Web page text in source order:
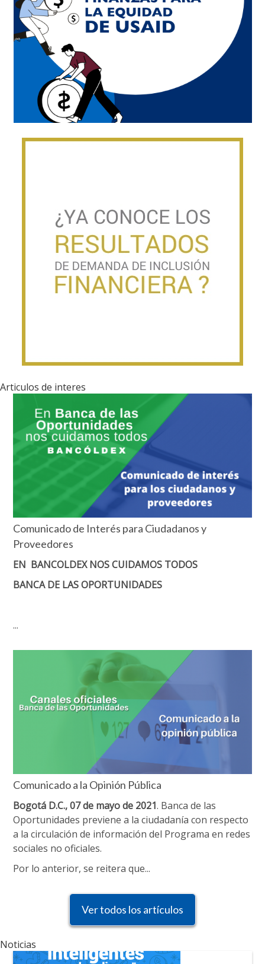
Articulos de interes
Comunicado de Interés para Ciudadanos y
Proveedores
EN BANCOLDEX NOS CUIDAMOS TODOS
BANCA DE LAS OPORTUNIDADES
...
Comunicado a la Opinión Pública
Bogotá D.C., 07 de mayo de 2021. Banca de las
Oportunidades previene a la ciudadanía con respecto
a la circulación de información del Programa en redes
sociales no oficiales.
Por lo anterior, se reitera que...
Ver todos los artículos
Noticias